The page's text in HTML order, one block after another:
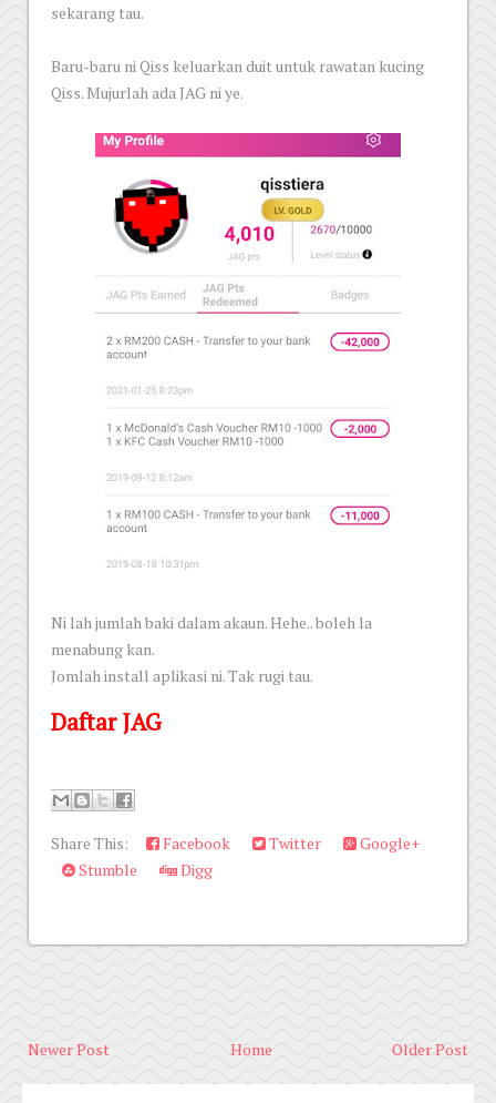
sekarang tau.
Baru-baru ni Qiss keluarkan duit untuk rawatan kucing
Qiss. Mujurlah ada JAG ni ye.
Ni lah jumlah baki dalam akaun. Hehe.. boleh la
menabung kan.
Jomlah install aplikasi ni. Tak rugi tau.
Daftar JAG
Share This: Facebook Twitter
Google+
Stumble
Digg
Newer Post Older Post
Home